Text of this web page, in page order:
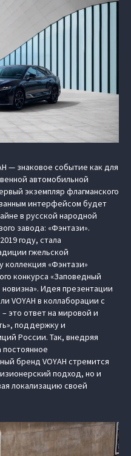
— знаковое событие как для
автомобильной
экземпляр флагманского
интерфейсом будет
в русской народной
завода: «Фэнтази».
году, стала
гжельской
коллекция «Фэнтази»
конкурса «Заповедный
Идея презентации
VOYAH в коллаборации с
это ответ на мировой и
поддержку и
России. Так, внедряя
постоянное
бренд VOYAH стремится
подход, но и
локализацию своей